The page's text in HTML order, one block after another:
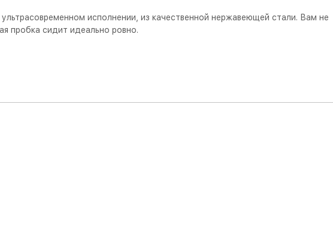
исполнении, из качественной нержавеющей стали. Вам не
пробка сидит идеально ровно.